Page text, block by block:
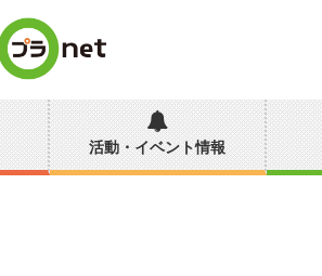
活動・イベント情報